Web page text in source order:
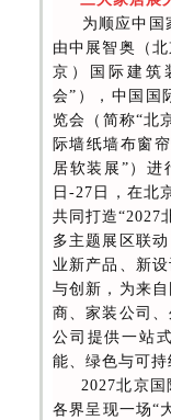
为顺应中国家
由中展智奥（
京）国际建筑
会”），中国国
览会（简称“北
际墙纸墙布窗
居软装展”）进
日-27日，在北
共同打造“2027
多主题展区联
业新产品、新
与创新，为来
商、家装公司
公司提供一站
能、绿色与可持
2027北京国
各界呈现一场“